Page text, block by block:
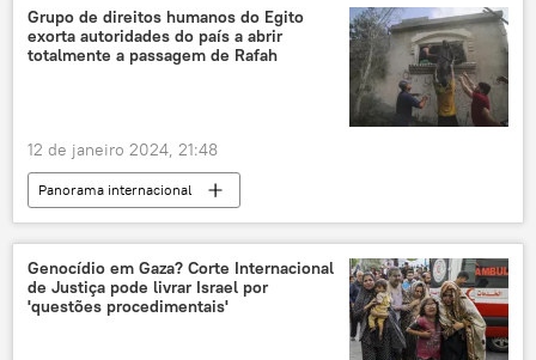
Estados Unidos
Grupo de direitos humanos do Egito
exorta autoridades do país a abrir
totalmente a passagem de Rafah
12 de janeiro 2024, 21:48
Panorama internacional
Oriente Médio e África
Israel
Egito
passagem
Faixa de Gaza
Corte Internacional de Justiça
Genocídio em Gaza? Corte Internacional
de Justiça pode livrar Israel por
'questões procedimentais'